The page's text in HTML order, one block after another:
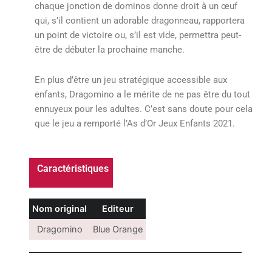
chaque jonction de dominos donne droit à un œuf
qui, s’il contient un adorable dragonneau, rapportera
un point de victoire ou, s’il est vide, permettra peut-
être de débuter la prochaine manche.
En plus d’être un jeu stratégique accessible aux
enfants, Dragomino a le mérite de ne pas être du tout
ennuyeux pour les adultes. C’est sans doute pour cela
que le jeu a remporté l’As d’Or Jeux Enfants 2021.
Caractéristiques
Nom original
Editeur
Dragomino
Blue Orange